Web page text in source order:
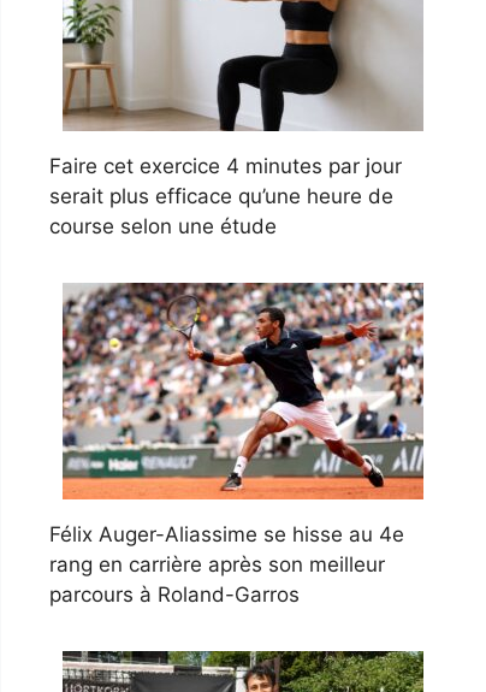
Faire cet exercice 4 minutes par jour
serait plus efficace qu’une heure de
course selon une étude
Félix Auger-Aliassime se hisse au 4e
rang en carrière après son meilleur
parcours à Roland-Garros